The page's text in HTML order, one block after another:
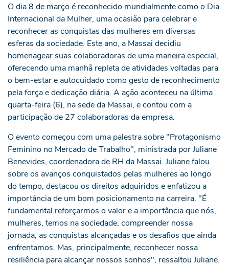
O dia 8 de março é reconhecido mundialmente como o Dia
Internacional da Mulher, uma ocasião para celebrar e
reconhecer as conquistas das mulheres em diversas
esferas da sociedade. Este ano, a Massai decidiu
homenagear suas colaboradoras de uma maneira especial,
oferecendo uma manhã repleta de atividades voltadas para
o bem-estar e autocuidado como gesto de reconhecimento
pela força e dedicação diária. A ação aconteceu na última
quarta-feira (6), na sede da Massai, e contou com a
participação de 27 colaboradoras da empresa.
O evento começou com uma palestra sobre "Protagonismo
Feminino no Mercado de Trabalho", ministrada por Juliane
Benevides, coordenadora de RH da Massai. Juliane falou
sobre os avanços conquistados pelas mulheres ao longo
do tempo, destacou os direitos adquiridos e enfatizou a
importância de um bom posicionamento na carreira. "É
fundamental reforçarmos o valor e a importância que nós,
mulheres, temos na sociedade, compreender nossa
jornada, as conquistas alcançadas e os desafios que ainda
enfrentamos. Mas, principalmente, reconhecer nossa
resiliência para alcançar nossos sonhos", ressaltou Juliane.